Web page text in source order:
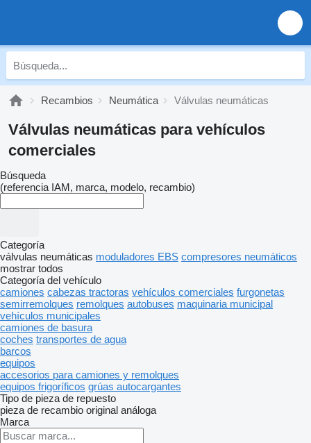
Recambios Neumática Válvulas neumáticas
Válvulas neumáticas para vehículos
comerciales
Búsqueda
(referencia IAM, marca, modelo, recambio)
Categoría
válvulas neumáticas moduladores EBS compresores neumáticos
mostrar todos
Categoría del vehículo
camiones cabezas tractoras vehículos comerciales furgonetas
semirremolques remolques autobuses maquinaria municipal
vehículos municipales
camiones de basura
coches transportes de agua
barcos
equipos
accesorios para camiones y remolques
equipos frigoríficos grúas autocargantes
Tipo de pieza de repuesto
pieza de recambio original análoga
Marca